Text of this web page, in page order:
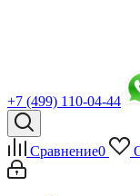
+7 (499) 110-04-44
Сравнение0